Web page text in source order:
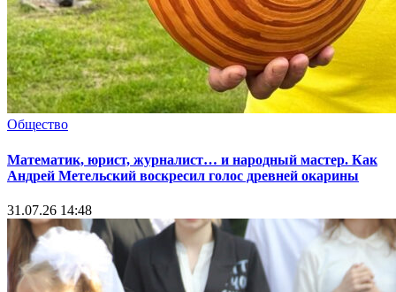
Общество
Математик, юрист, журналист… и народный мастер. Как
Андрей Метельский воскресил голос древней окарины
31.07.26 14:48